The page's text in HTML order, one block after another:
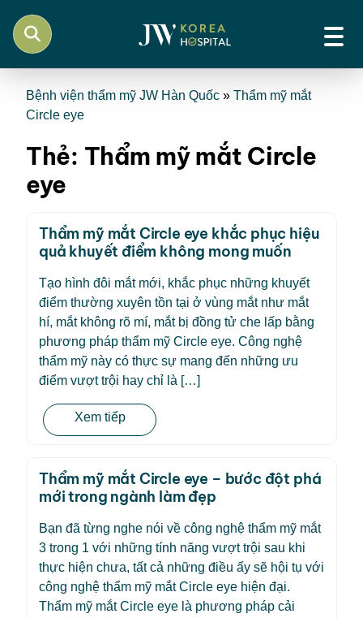
Bệnh viện thẩm mỹ JW Hàn Quốc » Thẩm mỹ mắt
Circle eye
Thẻ: Thẩm mỹ mắt Circle
eye
Thẩm mỹ mắt Circle eye khắc phục hiệu
quả khuyết điểm không mong muốn
Tạo hình đôi mắt mới, khắc phục những khuyết
điểm thường xuyên tồn tại ở vùng mắt như mắt
hí, mắt không rõ mí, mắt bị đồng tử che lấp bằng
phương pháp thẩm mỹ Circle eye. Công nghệ
thẩm mỹ này có thực sự mang đến những ưu
điểm vượt trội hay chỉ là […]
Xem tiếp
Thẩm mỹ mắt Circle eye – bước đột phá
mới trong ngành làm đẹp
Bạn đã từng nghe nói về công nghệ thẩm mỹ mắt
3 trong 1 với những tính năng vượt trội sau khi
thực hiện chưa, tất cả những điều ấy sẽ hội tụ với
công nghệ thẩm mỹ mắt Circle eye hiện đại.
Thẩm mỹ mắt Circle eye là phương pháp cải